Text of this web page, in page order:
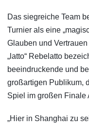
​Das siegreiche Team
Turnier als eine
Glauben und
„latto“ Rebelatto
beeindruckende und
großartigen Publikum,
Spiel im großen Finale
„Hier in Shanghai zu